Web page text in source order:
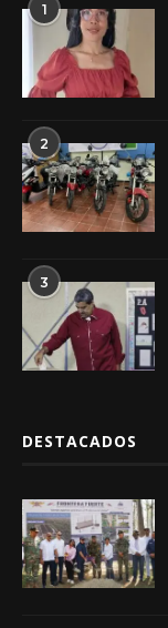
1
2
3
DESTACADOS